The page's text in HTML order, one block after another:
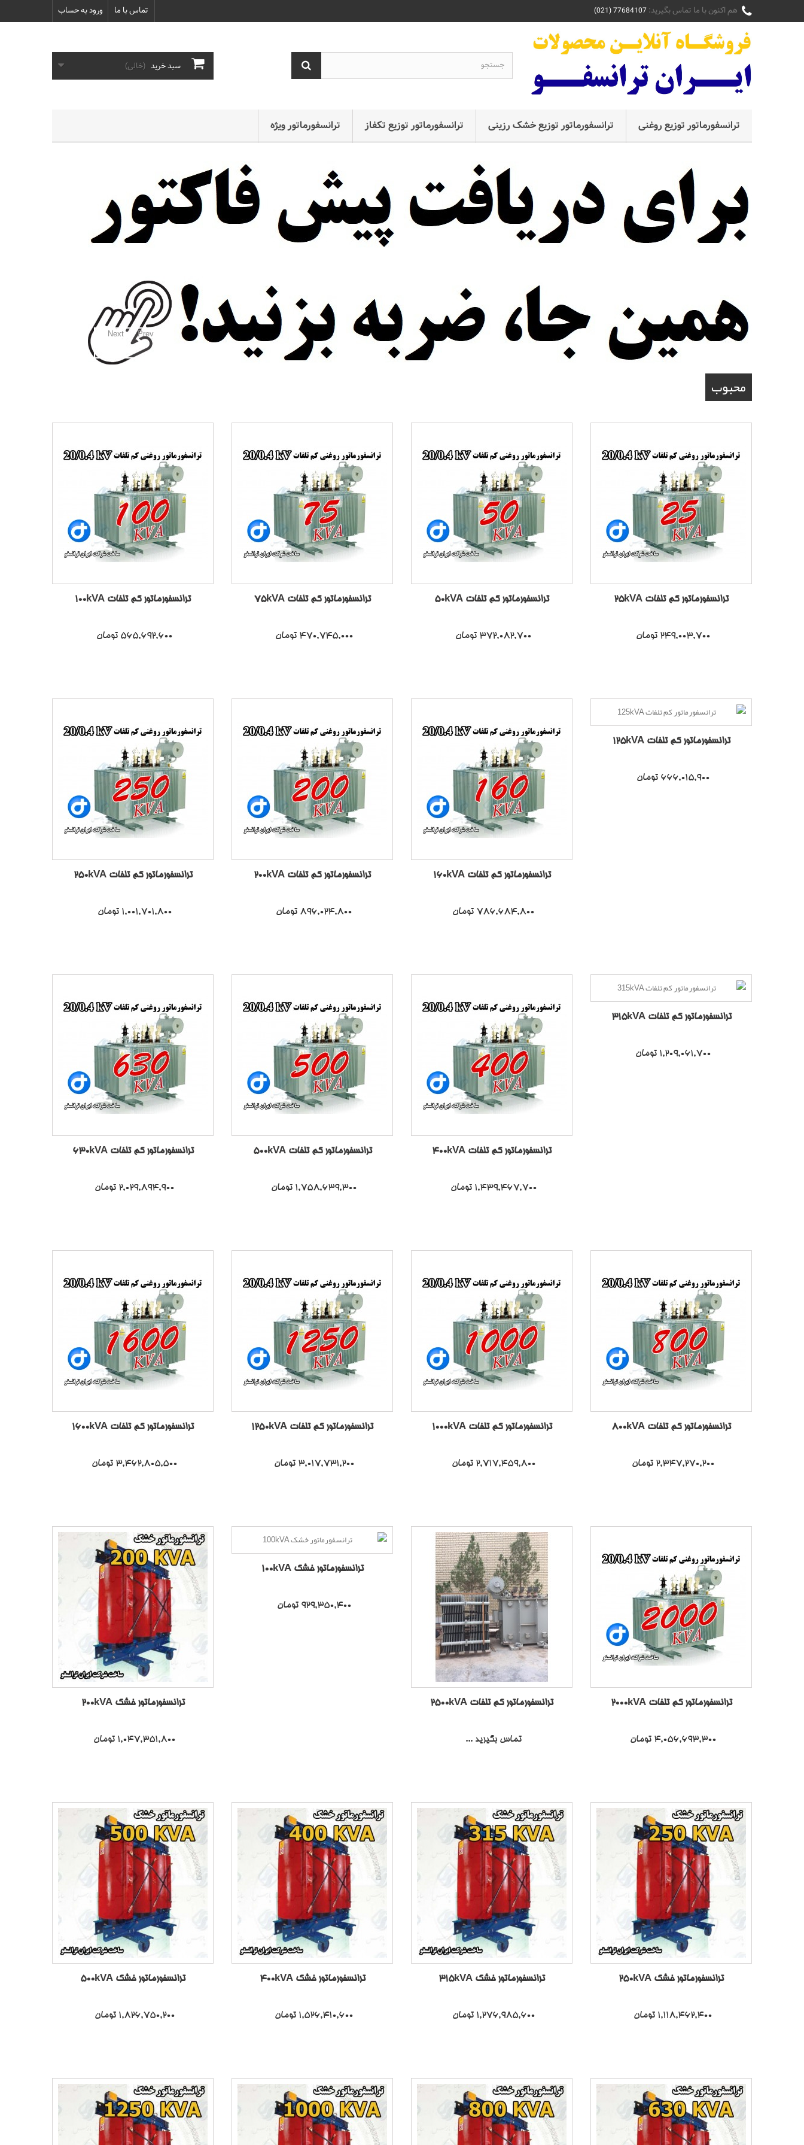
ورود به حساب تماس با ما هم اکنون با ما تماس بگیرید: 77684107 (021)
سبد خرید (خالی)
ترانسفورماتور توزیع روغنی ترانسفورماتور توزیع خشک رزینی ترانسفورماتور توزیع تکفاز ترانسفورماتور ویژه
Prev
Next
محبوب
ترانسفورماتور کم تلفات 25kVA
249,003,700 تومان
ترانسفورماتور کم تلفات 50kVA
372,082,700 تومان
ترانسفورماتور کم تلفات 75kVA
470,745,000 تومان
ترانسفورماتور کم تلفات 100kVA
565,692,600 تومان
ترانسفورماتور کم تلفات 125kVA
666,015,900 تومان
ترانسفورماتور کم تلفات 160kVA
786,684,800 تومان
ترانسفورماتور کم تلفات 200kVA
896,024,800 تومان
ترانسفورماتور کم تلفات 250kVA
1,001,701,800 تومان
ترانسفورماتور کم تلفات 315kVA
1,209,061,700 تومان
ترانسفورماتور کم تلفات 400kVA
1,439,467,700 تومان
ترانسفورماتور کم تلفات 500kVA
1,758,639,300 تومان
ترانسفورماتور کم تلفات 630kVA
2,029,894,900 تومان
ترانسفورماتور کم تلفات 800kVA
2,347,270,200 تومان
ترانسفورماتور کم تلفات 1000kVA
2,717,459,800 تومان
ترانسفورماتور کم تلفات 1250kVA
3,017,731,200 تومان
ترانسفورماتور کم تلفات 1600kVA
3,462,805,500 تومان
ترانسفورماتور کم تلفات 2000kVA
4,056,693,300 تومان
ترانسفورماتور کم تلفات 2500kVA
تماس بگیرید ...
ترانسفورماتور خشک 100kVA
929,350,400 تومان
ترانسفورماتور خشک 200kVA
1,047,351,800 تومان
ترانسفورماتور خشک 250kVA
1,118,462,400 تومان
ترانسفورماتور خشک 315kVA
1,276,985,600 تومان
ترانسفورماتور خشک 400kVA
1,526,410,600 تومان
ترانسفورماتور خشک 500kVA
1,826,750,200 تومان